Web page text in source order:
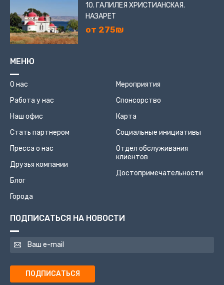
10. ГАЛИЛЕЯ ХРИСТИАНСКАЯ.
НАЗАРЕТ
от 275₪
МЕНЮ
О нас
Работа у нас
Наш офис
Стать партнером
Пресса о нас
Друзья компании
Блог
Города
Мероприятия
Спонсорство
Карта
Социальные инициативы
Отдел обслуживания
клиентов
Достопримечательности
ПОДПИСАТЬСЯ НА НОВОСТИ
ПОДПИСАТЬСЯ